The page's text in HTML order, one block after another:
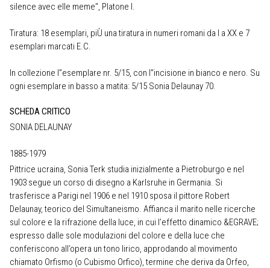
silence avec elle meme", Platone I.
Tiratura: 18 esemplari, piÙ una tiratura in numeri romani da I a XX e 7
esemplari marcati E.C.
In collezione l”esemplare nr. 5/15, con l”incisione in bianco e nero. Su
ogni esemplare in basso a matita: 5/15 Sonia Delaunay 70.
SCHEDA CRITICO
SONIA DELAUNAY
1885-1979
Pittrice ucraina, Sonia Terk studia inizialmente a Pietroburgo e nel
1903 segue un corso di disegno a Karlsruhe in Germania. Si
trasferisce a Parigi nel 1906 e nel 1910 sposa il pittore Robert
Delaunay, teorico del Simultaneismo. Affianca il marito nelle ricerche
sul colore e la rifrazione della luce, in cui l’effetto dinamico &EGRAVE;
espresso dalle sole modulazioni del colore e della luce che
conferiscono all’opera un tono lirico, approdando al movimento
chiamato Orfismo (o Cubismo Orfico), termine che deriva da Orfeo,